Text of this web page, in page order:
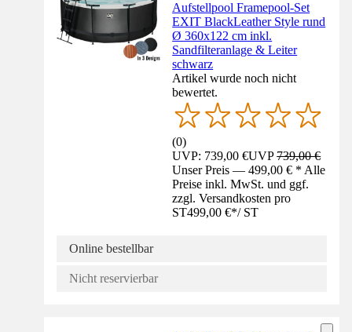
Aufstellpool Framepool-Set
EXIT BlackLeather Style rund
Ø 360x122 cm inkl.
Sandfilteranlage & Leiter
schwarz
Artikel wurde noch nicht
bewertet.
(0)
UVP: 739,00 €UVP739,00 €
Unser Preis — 499,00 € * Alle
Preise inkl. MwSt. und ggf.
zzgl. Versandkosten pro
ST499,00 €*/ ST
Online bestellbar
Nicht reservierbar